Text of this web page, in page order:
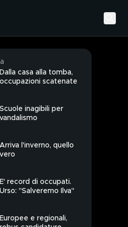
Dalla casa alla tomba,
occupazioni scatenate
Scuole inagibili per
vandalismo
Arriva l'inverno, quello
vero
E' record di occupati.
Urso: "Salveremo Ilva"
Europee e regionali,